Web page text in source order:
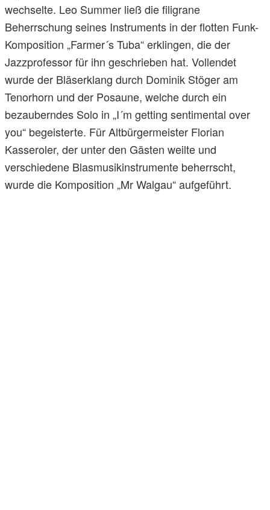
wechselte. Leo Summer ließ die filigrane
Beherrschung seines Instruments in der flotten Funk-
Komposition „Farmer´s Tuba“ erklingen, die der
Jazzprofessor für ihn geschrieben hat. Vollendet
wurde der Bläserklang durch Dominik Stöger am
Tenorhorn und der Posaune, welche durch ein
bezauberndes Solo in „I´m getting sentimental over
you“ begeisterte. Für Altbürgermeister Florian
Kasseroler, der unter den Gästen weilte und
verschiedene Blasmusikinstrumente beherrscht,
wurde die Komposition „Mr Walgau“ aufgeführt.